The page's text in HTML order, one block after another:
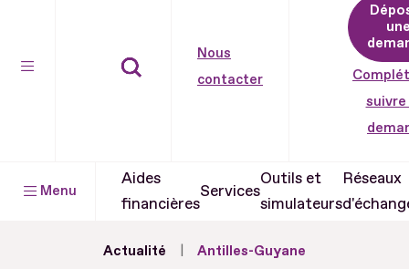
Nous
contacter
suivre
Menu
Aides
financières
Services
Outils et
simulateurs
Réseaux
Actualité Antilles-Guyane